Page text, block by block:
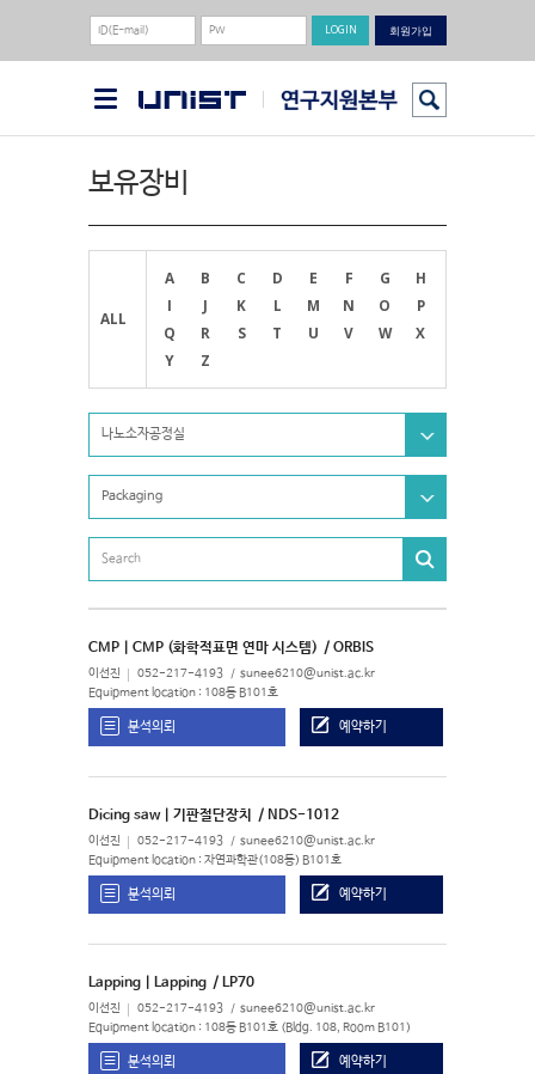
회원가입
보유장비
ALL
A B C D E F G
H
I
J K L M N O
P
Q
R S T U V W
X
Y
Z
나노소자공정실
Packaging
CMP | CMP (화학적표면 연마 시스템) / ORBIS
이선진 052-217-4193 sunee6210@unist.ac.kr
Equipment location : 108동 B101호
분석의뢰 예약하기
Dicing saw | 기판절단장치 / NDS-1012
이선진 052-217-4193 sunee6210@unist.ac.kr
Equipment location : 자연과학관(108동) B101호
분석의뢰 예약하기
Lapping | Lapping / LP70
이선진 052-217-4193 sunee6210@unist.ac.kr
Equipment location : 108동 B101호 (Bldg. 108, Room B101)
분석의뢰 예약하기